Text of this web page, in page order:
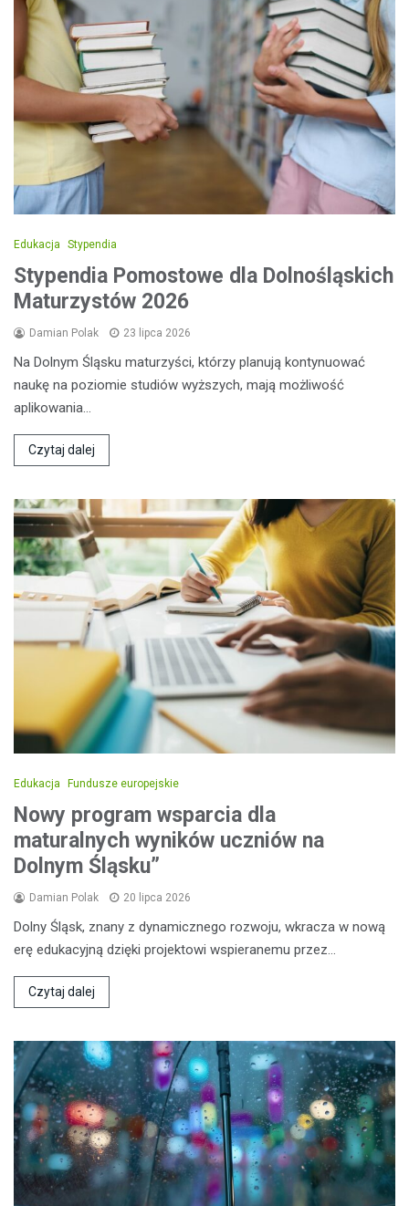
Edukacja Stypendia
Stypendia Pomostowe dla Dolnośląskich
Maturzystów 2026
Damian Polak 23 lipca 2026
Na Dolnym Śląsku maturzyści, którzy planują kontynuować
naukę na poziomie studiów wyższych, mają możliwość
aplikowania…
Czytaj dalej
Edukacja Fundusze europejskie
Nowy program wsparcia dla
maturalnych wyników uczniów na
Dolnym Śląsku”
Damian Polak 20 lipca 2026
Dolny Śląsk, znany z dynamicznego rozwoju, wkracza w nową
erę edukacyjną dzięki projektowi wspieranemu przez…
Czytaj dalej